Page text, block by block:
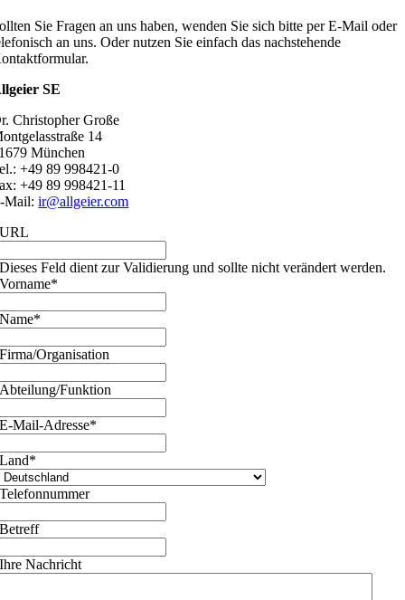
Sie Fragen an uns haben, wenden Sie sich bitte per E-Mail oder
an uns. Oder nutzen Sie einfach das nachstehende
SE
Christopher Große
14
München
+49 89 998421-0
+49 89 998421-11
Mail:ir@allgeier.com
URL
Dieses Feld dient zur Validierung und sollte nicht verändert werden.
Vorname*
Name*
Firma/Organisation
Abteilung/Funktion
E-Mail-Adresse*
Land*
Telefonnummer
Betreff
Ihre Nachricht